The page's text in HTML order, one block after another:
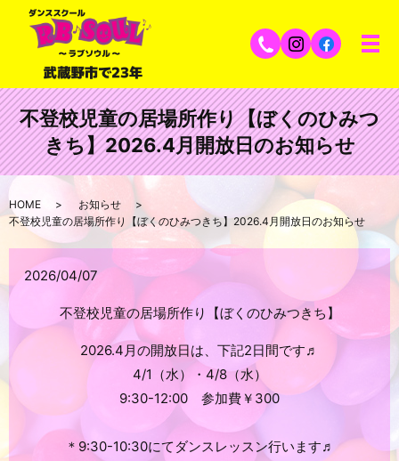
不登校児童の居場所作り【ぼくのひみつ
きち】2026.4月開放日のお知らせ
HOME
お知らせ
不登校児童の居場所作り【ぼくのひみつきち】2026.4月開放日のお知らせ
2026/04/07
不登校児童の居場所作り【ぼくのひみつきち】
2026.4月の開放日は、下記2日間です♬
4/1（水）・4/8（水）
9:30-12:00 参加費￥300
＊9:30-10:30にてダンスレッスン行います♬